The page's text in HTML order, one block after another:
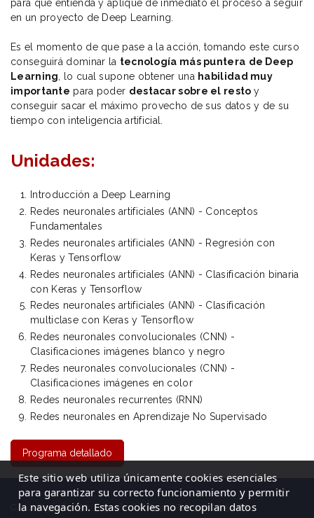
para que entienda y aplique de inmediato el proceso a seguir
en un proyecto de Deep Learning.
Es el momento de que pase a la acción, tomando este curso
conseguirá dominar la tecnología más puntera de Deep
Learning, lo cual supone obtener una habilidad muy
importante para poder destacar sobre el resto y
conseguir sacar el máximo provecho de sus datos y de su
tiempo con inteligencia artificial.
Unidades:
Introducción a Deep Learning
Redes neuronales artificiales (ANN) - Conceptos
Fundamentales
Redes neuronales artificiales (ANN) - Regresión con
Keras y Tensorflow
Redes neuronales artificiales (ANN) - Clasificación binaria
con Keras y Tensorflow
Redes neuronales artificiales (ANN) - Clasificación
multiclase con Keras y Tensorflow
Redes neuronales convolucionales (CNN) -
Clasificaciones imágenes blanco y negro
Redes neuronales convolucionales (CNN) -
Clasificaciones imágenes en color
Redes neuronales recurrentes (RNN)
Redes neuronales en Aprendizaje No Supervisado
Programa detallado
C/ La Cigüeña, 50, Logroño (La Rioja)| Tel: 941 23 59 65
Este sitio web utiliza únicamente cookies esenciales
para garantizar su correcto funcionamiento y permitir
la navegación. Estas cookies no recopilan datos